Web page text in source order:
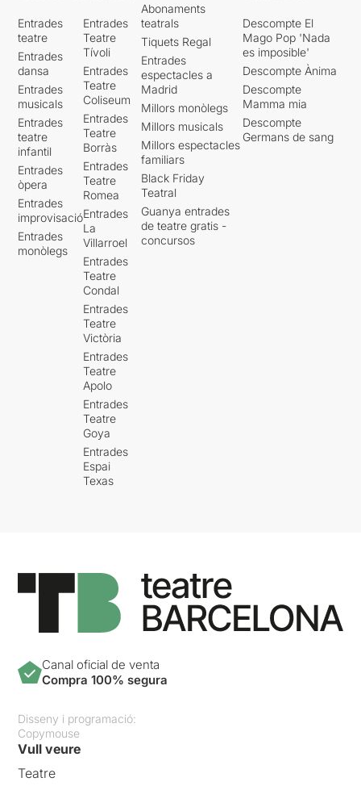
Entrades
teatre
Entrades
dansa
Entrades
musicals
Entrades
teatre
infantil
Entrades
òpera
Entrades
improvisació
Entrades
monòlegs
Entrades
Teatre
Tívoli
Entrades
Teatre
Coliseum
Entrades
Teatre
Borràs
Entrades
Teatre
Romea
Entrades
La
Villarroel
Entrades
Teatre
Condal
Entrades
Teatre
Victòria
Entrades
Teatre
Apolo
Entrades
Teatre
Goya
Entrades
Espai
Texas
Abonaments
teatrals
Tiquets Regal
Entrades
espectacles a
Madrid
Millors monòlegs
Millors musicals
Millors espectacles
familiars
Black Friday
Teatral
Guanya entrades
de teatre gratis -
concursos
Descompte El
Mago Pop 'Nada
es imposible'
Descompte Ànima
Descompte
Mamma mia
Descompte
Germans de sang
Canal oficial de venta
Compra 100% segura
Disseny i programació:
Copymouse
Vull veure
Teatre